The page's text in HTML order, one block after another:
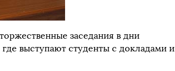
заседания в дни
выступают студенты с докладами и